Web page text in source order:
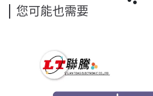
您可能也需要